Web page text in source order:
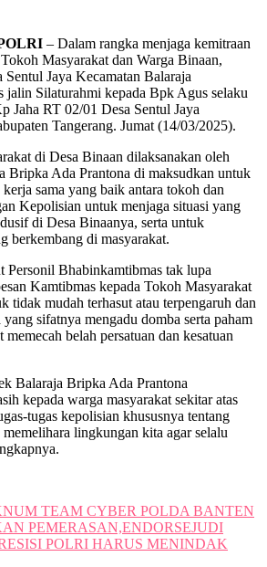
– Dalam rangka menjaga kemitraan
Masyarakat dan Warga Binaan,
Jaya Kecamatan Balaraja
jalin Silaturahmi kepada Bpk Agus selaku
Jaha RT 02/01 Desa Sentul Jaya
Tangerang. Jumat (14/03/2025).
di Desa Binaan dilaksanakan oleh
Bripka Ada Prantona di maksudkan untuk
sama yang baik antara tokoh dan
Kepolisian untuk menjaga situasi yang
di Desa Binaanya, serta untuk
berkembang di masyarakat.
Personil Bhabinkamtibmas tak lupa
Kamtibmas kepada Tokoh Masyarakat
tidak mudah terhasut atau terpengaruh dan
sifatnya mengadu domba serta paham
belah persatuan dan kesatuan
Balaraja Bripka Ada Prantona
kepada warga masyarakat sekitar atas
tugas kepolisian khususnya tentang
lingkungan kita agar selalu
TEAM CYBER POLDA BANTEN
PEMERASAN,ENDORSEJUDI
POLRI HARUS MENINDAK